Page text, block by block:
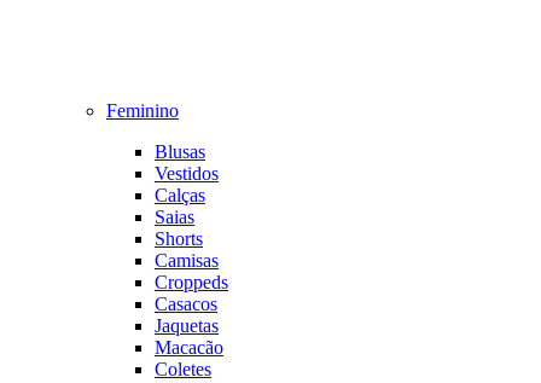
Feminino
Blusas
Vestidos
Calças
Saias
Shorts
Camisas
Croppeds
Casacos
Jaquetas
Macacão
Coletes